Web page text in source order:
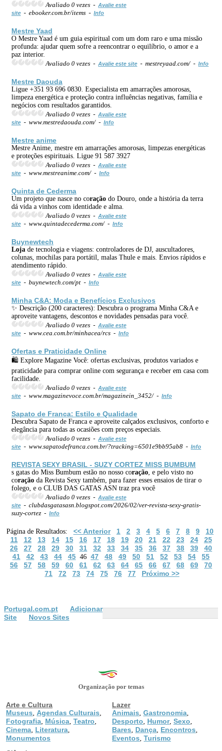
Avaliado 0 vezes - Avalie este
site - ebooker.com.br/items - Info
Mestre Yaad
O Mestre Yaad é um guia espiritual com um dom raro e uma missão
profunda: ajudar quem sofre a reencontrar o equilíbrio, o amor e a
paz interior.
Avaliado 0 vezes - Avalie este site - mestreyaad.com/ - Info
Mestre Daouda
Ligue +351 93 696 0830. Especialista em amarrações amorosas,
limpeza energética e proteção contra influências negativas, família e
negócios com resultados garantidos.
Avaliado 0 vezes - Avalie este
site - www.mestredaouda.com/ - Info
Mestre anime
Mestre Anime, mestre em amarrações amorosas, limpezas energéticas
e proteções espirituais. Ligue 91 587 3927
Avaliado 0 vezes - Avalie este
site - www.mestreanime.com/ - Info
Quinta de Cederma
Um projeto que nasce no coração do Douro, onde a história da terra
dá vida a vinhos com identidade e alma.
Avaliado 0 vezes - Avalie este
site - www.quintadecederma.com/ - Info
Buynewtech
Loja de tecnologia e viagens: controladores de DJ, auscultadores,
colunas, mochilas para portátil, malas Thule e mais. Envios rápidos e
atendimento rápido.
Avaliado 0 vezes - Avalie este
site - buynewtech.com/pt - Info
Minha C&A: Moda e Benefícios Exclusivos
✨ Descrição (200 caracteres): Descubra o programa Minha C&A e
aproveite vantagens, descontos e novidades pensadas para você.
Avaliado 0 vezes - Avalie este
site - www.cea.com.br/minhacea/rcs - Info
Ofertas e Praticidade Online
🛍️ Explore Magazine Você: ofertas exclusivas, produtos variados e
praticidade para comprar online com segurança e receber em casa com
facilidade.
Avaliado 0 vezes - Avalie este
site - www.magazinevoce.com.br/magazinein_3452/ - Info
Sapato de Franca: Estilo e Qualidade
Descubra Sapato de Franca e aproveite calçados exclusivos, conforto e
elegância para todas as ocasiões com preços especiais.
Avaliado 0 vezes - Avalie este
site - www.sapatodefranca.com.br/?tracking=6501e9bb95ab8 - Info
REVISTA SEXY BRASIL - SUZY CORTEZ MISS BUMBUM
s gatas do Miss Bumbum estão no nosso coração , e pelo visto no
coração da Revista Sexy também, para fazer esses ensaios de tirar o
folego, e o CLUB DAS GATAS ASN traz pra você
Avaliado 0 vezes - Avalie este
site - clubdasgatasasn.blogspot.com/2026/02/ver-revista-sexy-gratis-
suzy-cortez - Info
Página de Resultados: << Anterior 1 2 3 4 5 6 7 8 9
10
11
12 13 14 15 16 17 18 19 20 21 22 23 24
25
26
27 28 29 30 31 32 33 34 35 36 37 38 39
40
41
42 43 44 45 46 47 48 49 50 51 52 53 54
55
56
57 58 59 60 61 62 63 64 65 66 67 68 69
70
71
72 73 74 75 76 77 Próximo >>
Portugal.com.pt
Adicionar
Site
Novos Sites
Organização por temas
Arte e Cultura
Museus
Agendas Culturais
Fotografia Música Teatro
Cinema Literatura
Monumentos
Lazer
Animais Gastronomia
Desporto Humor, Sexo
Bares Dança Encontros
Eventos Turismo